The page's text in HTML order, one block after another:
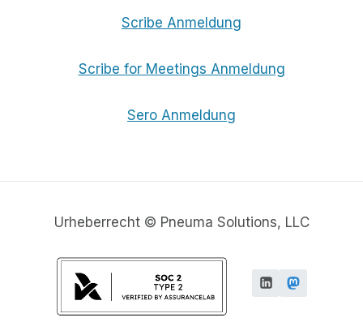
Scribe Anmeldung
Scribe for Meetings Anmeldung
Sero Anmeldung
Urheberrecht © Pneuma Solutions, LLC